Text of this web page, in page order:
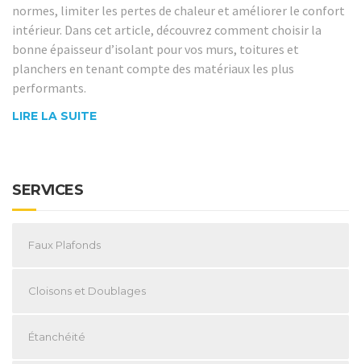
normes, limiter les pertes de chaleur et améliorer le confort
intérieur. Dans cet article, découvrez comment choisir la
bonne épaisseur d’isolant pour vos murs, toitures et
planchers en tenant compte des matériaux les plus
performants.
LIRE LA SUITE
SERVICES
Faux Plafonds
Cloisons et Doublages
Étanchéité